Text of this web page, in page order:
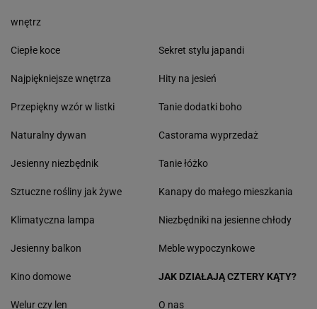
wnętrz
Ciepłe koce
Najpiękniejsze wnętrza
Przepiękny wzór w listki
Naturalny dywan
Jesienny niezbędnik
Sztuczne rośliny jak żywe
Klimatyczna lampa
Jesienny balkon
Sekret stylu japandi
Hity na jesień
Tanie dodatki boho
Castorama wyprzedaż
Tanie łóżko
Kanapy do małego mieszkania
Niezbędniki na jesienne chłody
Meble wypoczynkowe
Kino domowe
Welur czy len
JAK DZIAŁAJĄ CZTERY KĄTY?
O nas